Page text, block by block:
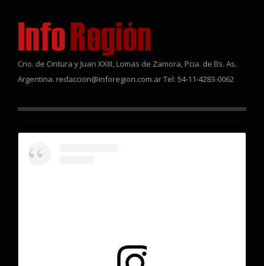
Cno. de Cintura y Juan XXIII, Lomas de Zamora, Pcia. de Bs. As.
Argentina. redaccion@inforegion.com.ar Tel: 54-11-4283-0062